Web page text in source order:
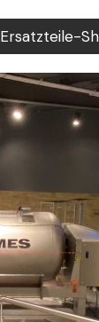
Ersatzteile-